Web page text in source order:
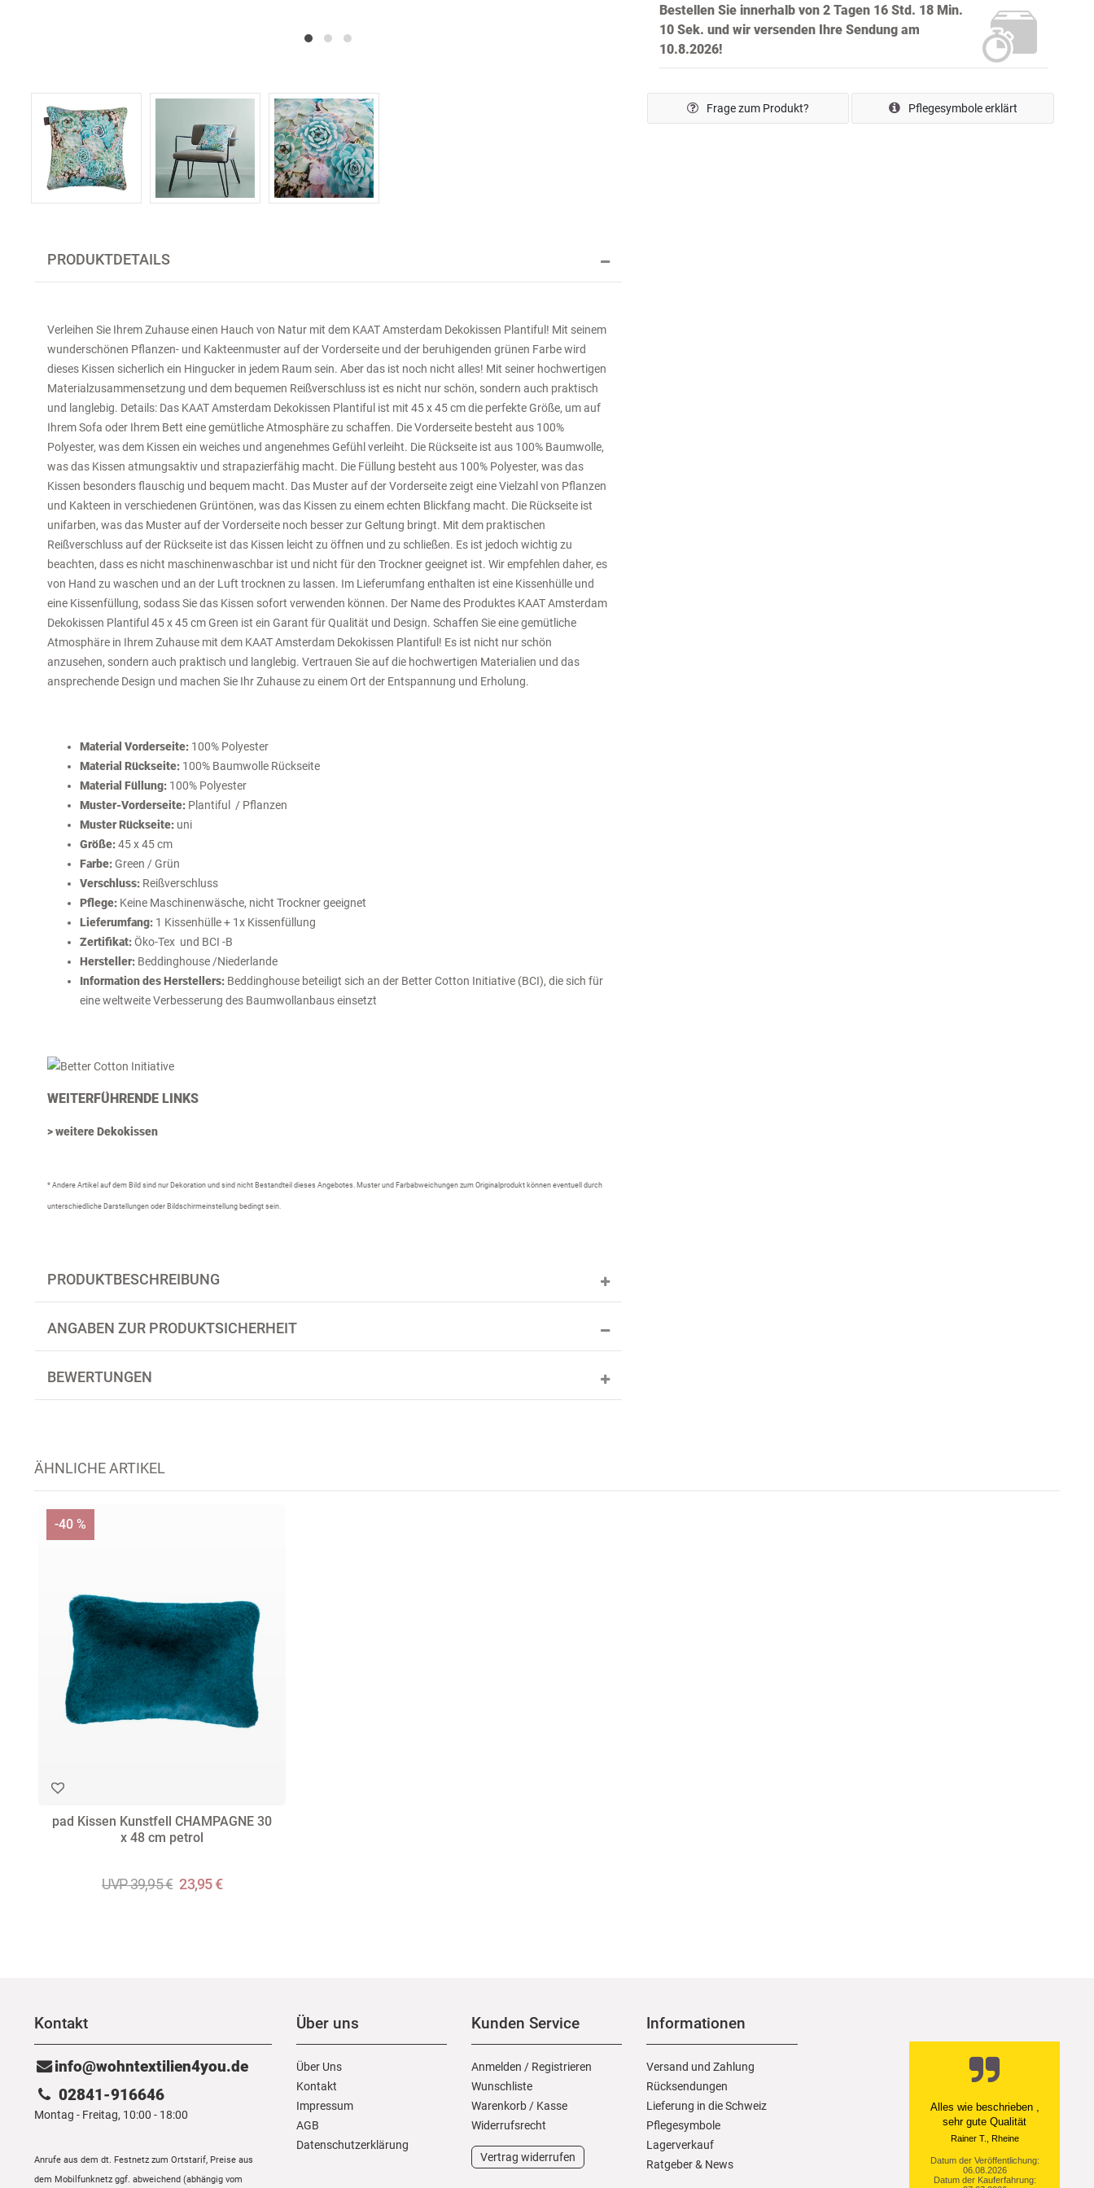
Bestellen Sie innerhalb von 2 Tagen 16 Std. 18 Min.
9 Sek.und wir versenden Ihre Sendungam
10.8.2026!
Frage zum Produkt? Pflegesymbole erklärt
PRODUKTDETAILS
Verleihen Sie Ihrem Zuhause einen Hauch von Natur mit dem KAAT Amsterdam Dekokissen Plantiful! Mit seinem
wunderschönen Pflanzen- und Kakteenmuster auf der Vorderseite und der beruhigenden grünen Farbe wird
dieses Kissen sicherlich ein Hingucker in jedem Raum sein. Aber das ist noch nicht alles! Mit seiner hochwertigen
Materialzusammensetzung und dem bequemen Reißverschluss ist es nicht nur schön, sondern auch praktisch
und langlebig. Details: Das KAAT Amsterdam Dekokissen Plantiful ist mit 45 x 45 cm die perfekte Größe, um auf
Ihrem Sofa oder Ihrem Bett eine gemütliche Atmosphäre zu schaffen. Die Vorderseite besteht aus 100%
Polyester, was dem Kissen ein weiches und angenehmes Gefühl verleiht. Die Rückseite ist aus 100% Baumwolle,
was das Kissen atmungsaktiv und strapazierfähig macht. Die Füllung besteht aus 100% Polyester, was das
Kissen besonders flauschig und bequem macht. Das Muster auf der Vorderseite zeigt eine Vielzahl von Pflanzen
und Kakteen in verschiedenen Grüntönen, was das Kissen zu einem echten Blickfang macht. Die Rückseite ist
unifarben, was das Muster auf der Vorderseite noch besser zur Geltung bringt. Mit dem praktischen
Reißverschluss auf der Rückseite ist das Kissen leicht zu öffnen und zu schließen. Es ist jedoch wichtig zu
beachten, dass es nicht maschinenwaschbar ist und nicht für den Trockner geeignet ist. Wir empfehlen daher, es
von Hand zu waschen und an der Luft trocknen zu lassen. Im Lieferumfang enthalten ist eine Kissenhülle und
eine Kissenfüllung, sodass Sie das Kissen sofort verwenden können. Der Name des Produktes KAAT Amsterdam
Dekokissen Plantiful 45 x 45 cm Green ist ein Garant für Qualität und Design. Schaffen Sie eine gemütliche
Atmosphäre in Ihrem Zuhause mit dem KAAT Amsterdam Dekokissen Plantiful! Es ist nicht nur schön
anzusehen, sondern auch praktisch und langlebig. Vertrauen Sie auf die hochwertigen Materialien und das
ansprechende Design und machen Sie Ihr Zuhause zu einem Ort der Entspannung und Erholung.
Material Vorderseite: 100% Polyester
Material Rückseite:100% Baumwolle Rückseite
Material Füllung:100% Polyester
Muster-Vorderseite: Plantiful / Pflanzen
Muster Rückseite: uni
Größe:45 x 45 cm
Farbe:Green / Grün
Verschluss:Reißverschluss
Pflege: Keine Maschinenwäsche, nicht Trockner geeignet
Lieferumfang:1 Kissenhülle + 1x Kissenfüllung
Zertifikat:Öko-Tex und BCI -B
Hersteller: Beddinghouse /Niederlande
Information des Herstellers:Beddinghouse beteiligt sich an der Better Cotton Initiative (BCI), die sich für
eine weltweite Verbesserung des Baumwollanbaus einsetzt
WEITERFÜHRENDE LINKS
> weitere Dekokissen
* Andere Artikel auf dem Bild sind nur Dekoration und sind nicht Bestandteil dieses Angebotes. Muster und Farbabweichungen zum Originalprodukt können eventuell durch
unterschiedliche Darstellungen oder Bildschirmeinstellung bedingt sein.
PRODUKTBESCHREIBUNG
ANGABEN ZUR PRODUKTSICHERHEIT
BEWERTUNGEN
ÄHNLICHE ARTIKEL
pad Kissen Kunstfell CHAMPAGNE 30
x 48 cm petrol
UVP 39,95 € 23,95 €
-40 %
Kontakt
info@wohntextilien4you.de
02841-916646
Montag - Freitag, 10:00 - 18:00
Anrufe aus dem dt. Festnetz zum Ortstarif, Preise aus
dem Mobilfunknetz ggf. abweichend (abhängig vom
Über uns
Über Uns
Kontakt
Impressum
AGB
Daten­schutz­erklärung
Kunden Service
Anmelden / Registrieren
Wunschliste
Warenkorb / Kasse
Widerrufs­recht
Vertrag widerrufen
Informationen
Versand und Zahlung
Rücksendungen
Lieferung in die Schweiz
Pflegesymbole
Lagerverkauf
Ratgeber & News
Ein einfach toller Service
- prompte Lieferung und
sogar mit Pflegehinweis!
Datum der Veröffentlichung:
05.08.2026
Datum der Kauferfahrung: